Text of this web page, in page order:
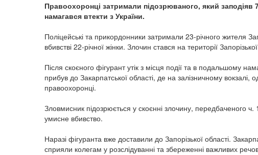
Правоохоронці затримали підозрюваного, який
намагався втекти з України.
Поліцейські та прикордонники затримали 23-річного жителя
вбивстві 22-річної жінки. Злочин стався на території
Після скоєного фігурант утік з місця події та в подальшому
прибув до Закарпатської області, де на залізничному вокзалі,
правоохоронці.
Зловмисник підозрюється у скоєнні злочину, передбаченого
умисне вбивство.
Наразі фігуранта вже доставили до Запорізької області.
сприяли колегам у розслідуванні та збереженні важливих